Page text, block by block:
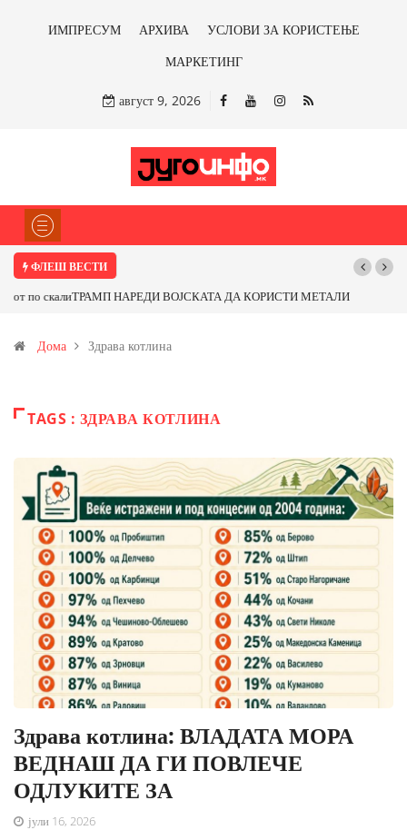
ИМПРЕСУМ АРХИВА
УСЛОВИ ЗА КОРИСТЕЊЕ
МАРКЕТИНГ
август 9, 2026
ФЛЕШ ВЕСТИ
ТРАМП НАРЕДИ ВОЈСКАТА ДА КОРИСТИ МЕТАЛИ САМО ОД САД
Иловица и со антимонот?
Дома Здрава котлина
TAGS : ЗДРАВА КОТЛИНА
Здрава котлина: ВЛАДАТА МОРА
ВЕДНАШ ДА ГИ ПОВЛЕЧЕ
ОДЛУКИТЕ ЗА
јули 16, 2026